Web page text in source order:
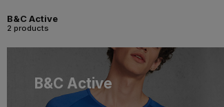
B&C Active
2 products
B&C Active